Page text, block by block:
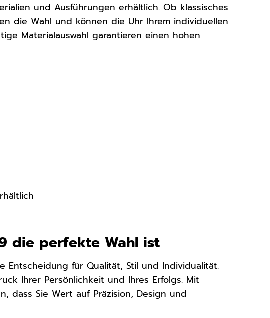
und Ausführungen erhältlich. Ob klassisches
die Wahl und können die Uhr Ihrem individuellen
Materialauswahl garantieren einen hohen
die perfekte Wahl ist
Entscheidung für Qualität, Stil und Individualität.
Ihrer Persönlichkeit und Ihres Erfolgs. Mit
dass Sie Wert auf Präzision, Design und